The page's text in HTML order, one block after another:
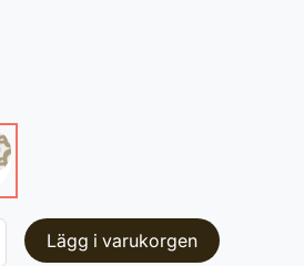
Lägg i varukorgen